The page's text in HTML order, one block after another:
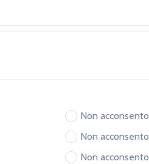
Non acconsento
Non acconsento
Non acconsento